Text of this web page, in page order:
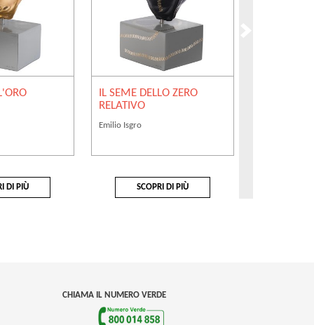
DI PIÙ
IL SEME DELLO ZERO
RELATIVO
Emilio Isgro
SCOPRI DI PIÙ
CHIAMA IL NUMERO VERDE